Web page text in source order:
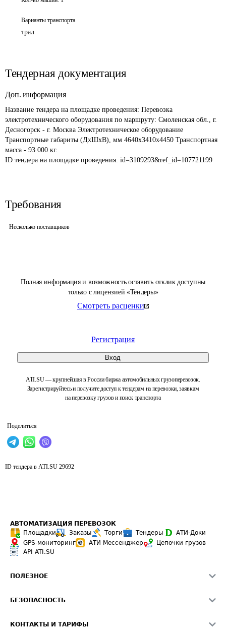
Полная информация и возможность оставить отклик доступны
только с лицензией «Тендеры»
Смотреть расценки
Регистрация
Вход
ATI.SU — крупнейшая в России биржа автомобильных грузоперевозок.
Зарегистрируйтесь и получите доступ к тендерам на перевозки, заявкам
на перевозку грузов и поиск транспорта
Поделиться
Варианты транспорта
трал
Тендерная документация
Доп. информация
Название тендера на площадке проведения: Перевозка
электротехнического оборудования по маршруту: Смоленская обл., г.
Десногорск - г. Москва Электротехническое оборудование
Транспортные габариты (ДхШхВ), мм 4640х3410х4450 Транспортная
масса - 93 000 кг.
ID тендера на площадке проведения: id=3109293&ref_id=107721199
Требования
Несколько поставщиков
ID тендера в ATI.SU 29692
АВТОМАТИЗАЦИЯ ПЕРЕВОЗОК
Площадки
Заказы Торги Тендеры
АТИ-Доки
GPS-мониторинг
АТИ Мессенджер
Цепочки грузов
API ATI.SU
ПОЛЕЗНОЕ
Звезды ATI.SU на вашем сайте
БЕЗОПАСНОСТЬ
КОНТАКТЫ И ТАРИФЫ